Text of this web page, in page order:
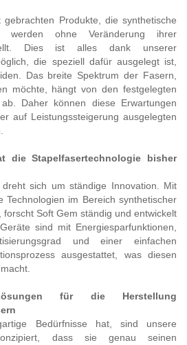
Produkte, die synthetische
werden ohne Veränderung ihrer
Dies ist alles dank unserer
die speziell dafür ausgelegt ist,
Das breite Spektrum der Fasern,
möchte, hängt von den festgelegten
Daher können diese Erwartungen
auf Leistungssteigerung ausgelegten
die Stapelfasertechnologie bisher
sich um ständige Innovation. Mit
Technologien im Bereich synthetischer
Soft Gem ständig und entwickelt
sind mit Energiesparfunktionen,
und einer einfachen
ausgestattet, was diesen
für die Herstellung
Bedürfnisse hat, sind unsere
dass sie genau seinen